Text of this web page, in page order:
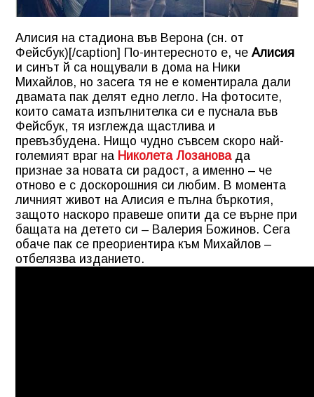
Алисия на стадиона във Верона (сн. от
Фейсбук)[/caption] По-интересното е, че Алисия
и синът й са нощували в дома на Ники
Михайлов, но засега тя не е коментирала дали
двамата пак делят едно легло. На фотосите,
които самата изпълнителка си е пуснала във
Фейсбук, тя изглежда щастлива и
превъзбудена. Нищо чудно съвсем скоро най-
големият враг на Николета Лозанова да
признае за новата си радост, а именно – че
отново е с доскорошния си любим. В момента
личният живот на Алисия е пълна бъркотия,
защото наскоро правеше опити да се върне при
бащата на детето си – Валерия Божинов. Сега
обаче пак се преориентира към Михайлов –
отбелязва изданието.